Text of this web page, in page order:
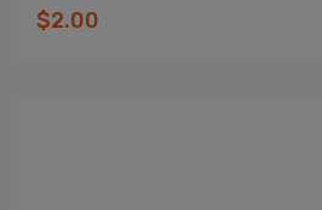
$2.00